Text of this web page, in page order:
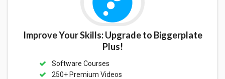
Improve Your Skills: Upgrade to Biggerplate
Plus!
Software Courses
250+ Premium Videos